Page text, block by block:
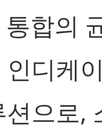
합의
인디케
으로,